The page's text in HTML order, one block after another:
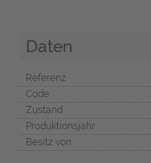
Daten
Referenz
Code
Zustand
Produktionsjahr
Besitz von